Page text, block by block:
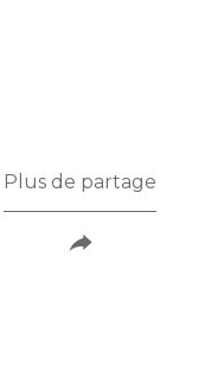
Plus de partage